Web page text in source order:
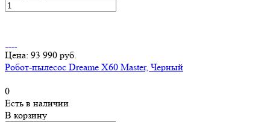
Цена: 93 990 руб.
Робот-пылесос Dreame X60 Master, Черный
0
Есть в наличии
В корзину